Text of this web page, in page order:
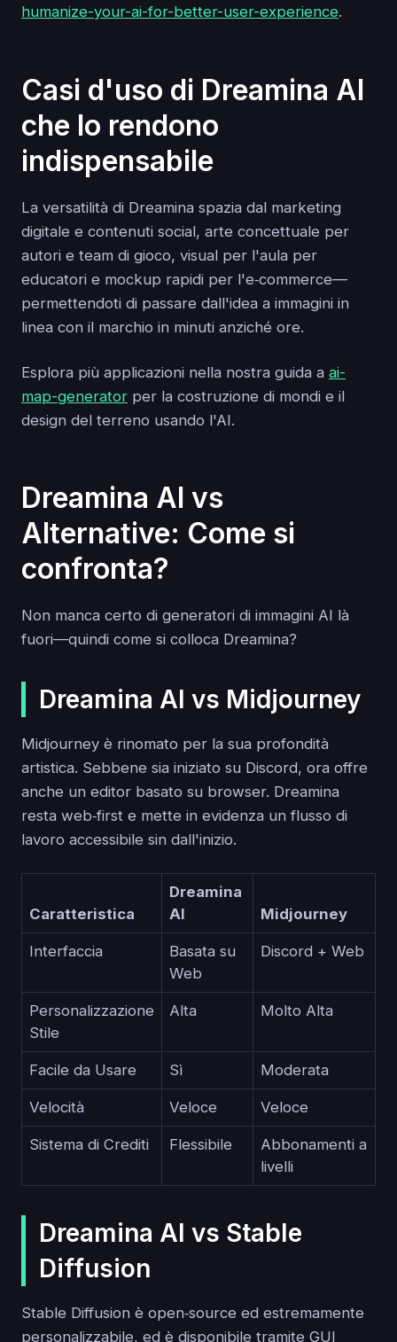
humanize-your-ai-for-better-user-experience.
Casi d'uso di Dreamina AI
che lo rendono
indispensabile
La versatilità di Dreamina spazia dal marketing
digitale e contenuti social, arte concettuale per
autori e team di gioco, visual per l'aula per
educatori e mockup rapidi per l'e‑commerce—
permettendoti di passare dall'idea a immagini in
linea con il marchio in minuti anziché ore.
Esplora più applicazioni nella nostra guida a ai-
map-generator per la costruzione di mondi e il
design del terreno usando l'AI.
Dreamina AI vs
Alternative: Come si
confronta?
Non manca certo di generatori di immagini AI là
fuori—quindi come si colloca Dreamina?
Dreamina AI vs Midjourney
Midjourney è rinomato per la sua profondità
artistica. Sebbene sia iniziato su Discord, ora offre
anche un editor basato su browser. Dreamina
resta web‑first e mette in evidenza un flusso di
lavoro accessibile sin dall'inizio.
Caratteristica
Dreamina
AI
Midjourney
Interfaccia
Basata su
Web
Discord + Web
Personalizzazione
Stile
Alta Molto Alta
Facile da Usare Sì Moderata
Velocità Veloce Veloce
Sistema di Crediti Flessibile
Abbonamenti a
livelli
Dreamina AI vs Stable
Diffusion
Stable Diffusion è open‑source ed estremamente
personalizzabile, ed è disponibile tramite GUI